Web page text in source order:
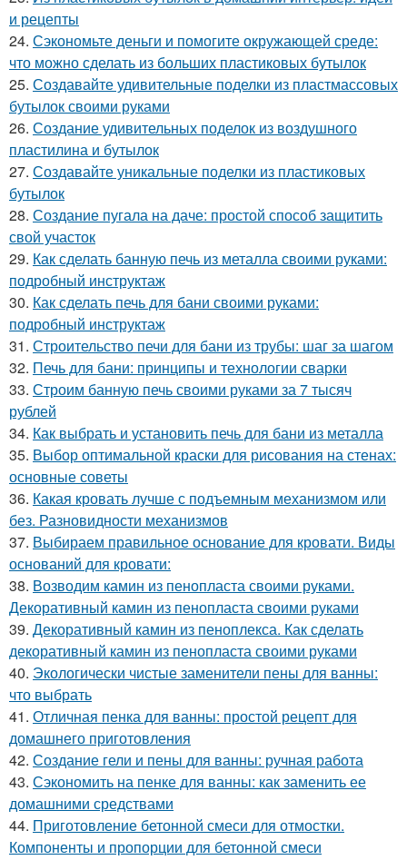
и рецепты
24. Сэкономьте деньги и помогите окружающей среде:
что можно сделать из больших пластиковых бутылок
25. Создавайте удивительные поделки из пластмассовых
бутылок своими руками
26. Создание удивительных поделок из воздушного
пластилина и бутылок
27. Создавайте уникальные поделки из пластиковых
бутылок
28. Создание пугала на даче: простой способ защитить
свой участок
29. Как сделать банную печь из металла своими руками:
подробный инструктаж
30. Как сделать печь для бани своими руками:
подробный инструктаж
31. Строительство печи для бани из трубы: шаг за шагом
32. Печь для бани: принципы и технологии сварки
33. Строим банную печь своими руками за 7 тысяч
рублей
34. Как выбрать и установить печь для бани из металла
35. Выбор оптимальной краски для рисования на стенах:
основные советы
36. Какая кровать лучше с подъемным механизмом или
без. Разновидности механизмов
37. Выбираем правильное основание для кровати. Виды
оснований для кровати:
38. Возводим камин из пенопласта своими руками.
Декоративный камин из пенопласта своими руками
39. Декоративный камин из пеноплекса. Как сделать
декоративный камин из пенопласта своими руками
40. Экологически чистые заменители пены для ванны:
что выбрать
41. Отличная пенка для ванны: простой рецепт для
домашнего приготовления
42. Создание гели и пены для ванны: ручная работа
43. Сэкономить на пенке для ванны: как заменить ее
домашними средствами
44. Приготовление бетонной смеси для отмостки.
Компоненты и пропорции для бетонной смеси